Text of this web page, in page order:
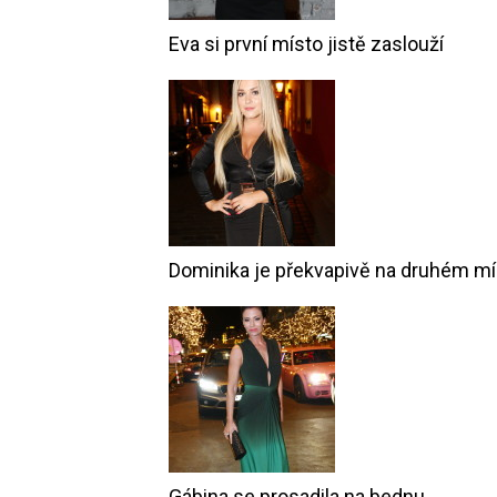
Eva si první místo jistě zaslouží
Dominika je překvapivě na druhém